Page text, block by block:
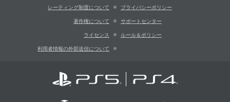
レーティング制度について プライバシーポリシー
著作権について サポートセンター
ライセンス ルール＆ポリシー
利用者情報の外部送信について